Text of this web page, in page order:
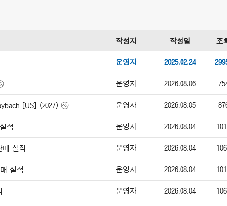
작성자 작성일 조
운영자 2025.02.24
운영자 2026.08.06
[US] (2027) 운영자 2026.08.05
적 운영자 2026.08.04
매 실적 운영자 2026.08.04
실적 운영자 2026.08.04
운영자 2026.08.04